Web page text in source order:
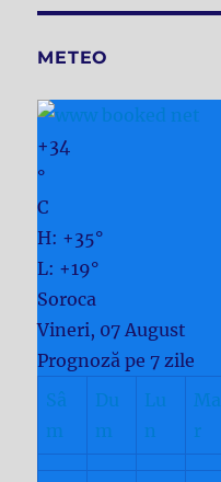
METEO
+34
°
C
H: +35°
L: +19°
Soroca
Vineri, 07 August
Prognoză pe 7 zile
Sâ
m
Du
m
Lu
n
Ma
r